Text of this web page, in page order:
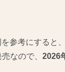
参考にすると
なので、 2026